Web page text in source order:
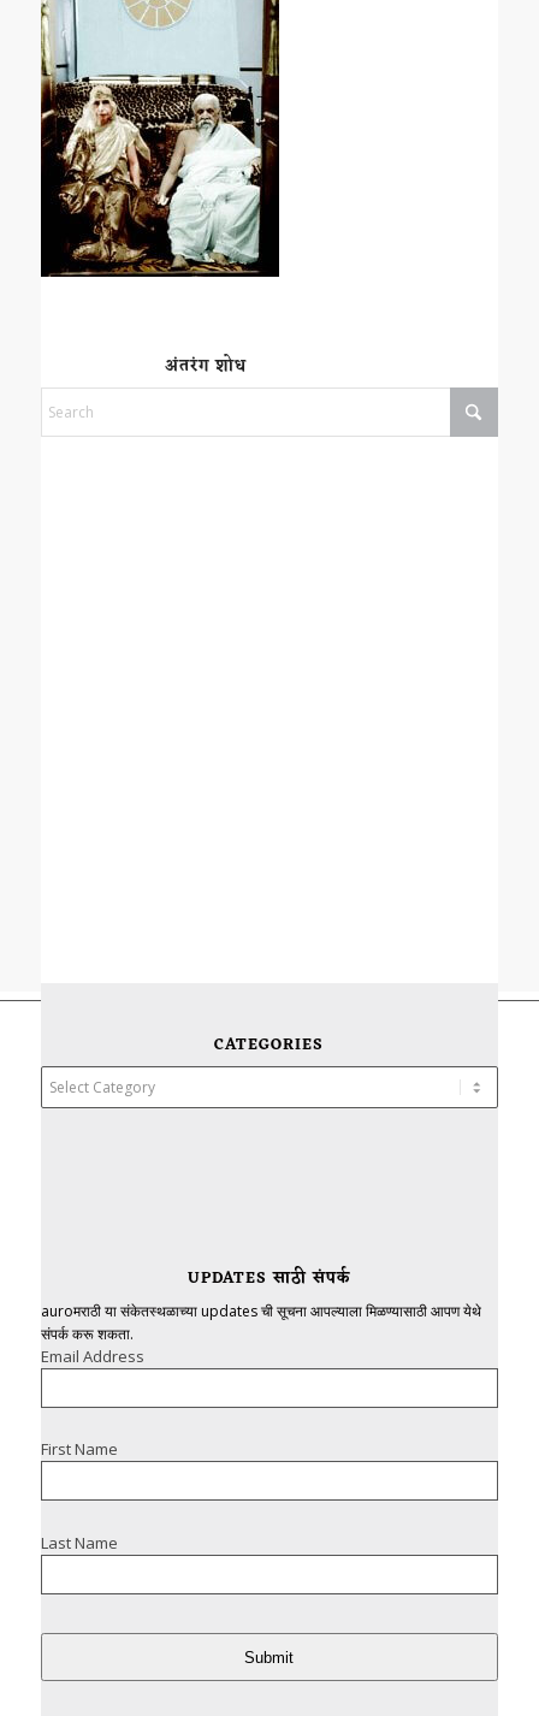
अंतरंग शोध
CATEGORIES
UPDATES साठी संपर्क
auroमराठी या संकेतस्थळाच्या updates ची सूचना आपल्याला मिळण्यासाठी आपण येथे
संपर्क करू शकता.
Email Address
First Name
Last Name
Submit